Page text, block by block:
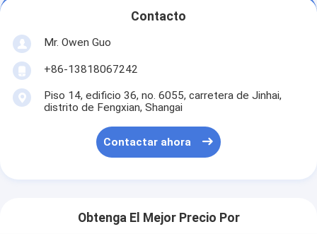
Contacto
Mr. Owen Guo
+86-13818067242
Piso 14, edificio 36, no. 6055, carretera de Jinhai,
distrito de Fengxian, Shangai
Contactar ahora
Obtenga El Mejor Precio Por